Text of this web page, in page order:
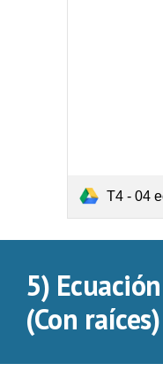
T4 - 04
5)
(Con raíces)